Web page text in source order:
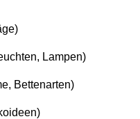
Lampen)
Bettenarten)